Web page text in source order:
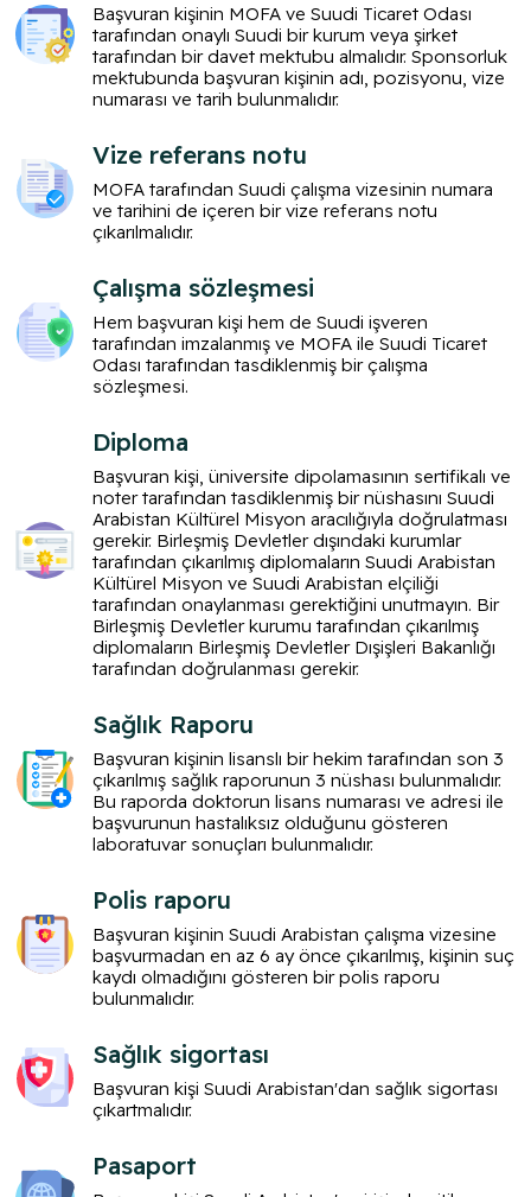
Başvuran kişinin MOFA ve Suudi Ticaret Odası
tarafından onaylı Suudi bir kurum veya şirket
tarafından bir davet mektubu almalıdır. Sponsorluk
mektubunda başvuran kişinin adı, pozisyonu, vize
numarası ve tarih bulunmalıdır.
Vize referans notu
MOFA tarafından Suudi çalışma vizesinin numara
ve tarihini de içeren bir vize referans notu
çıkarılmalıdır.
Çalışma sözleşmesi
Hem başvuran kişi hem de Suudi işveren
tarafından imzalanmış ve MOFA ile Suudi Ticaret
Odası tarafından tasdiklenmiş bir çalışma
sözleşmesi.
Diploma
Başvuran kişi, üniversite dipolamasının sertifikalı ve
noter tarafından tasdiklenmiş bir nüshasını Suudi
Arabistan Kültürel Misyon aracılığıyla doğrulatması
gerekir. Birleşmiş Devletler dışındaki kurumlar
tarafından çıkarılmış diplomaların Suudi Arabistan
Kültürel Misyon ve Suudi Arabistan elçiliği
tarafından onaylanması gerektiğini unutmayın. Bir
Birleşmiş Devletler kurumu tarafından çıkarılmış
diplomaların Birleşmiş Devletler Dışişleri Bakanlığı
tarafından doğrulanması gerekir.
Sağlık Raporu
Başvuran kişinin lisanslı bir hekim tarafından son 3
çıkarılmış sağlık raporunun 3 nüshası bulunmalıdır.
Bu raporda doktorun lisans numarası ve adresi ile
başvurunun hastalıksız olduğunu gösteren
laboratuvar sonuçları bulunmalıdır.
Polis raporu
Başvuran kişinin Suudi Arabistan çalışma vizesine
başvurmadan en az 6 ay önce çıkarılmış, kişinin suç
kaydı olmadığını gösteren bir polis raporu
bulunmalıdır.
Sağlık sigortası
Başvuran kişi Suudi Arabistan'dan sağlık sigortası
çıkartmalıdır.
Pasaport